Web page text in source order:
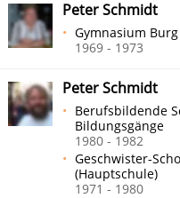
Peter Schmidt
Gymnasium Burg
1969 - 1973
Peter Schmidt
Berufsbildende
Bildungsgänge
1980 - 1982
Geschwister-
(Hauptschule)
1971 - 1980